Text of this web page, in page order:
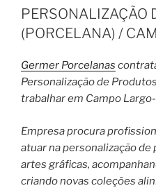
PERSONALIZAÇÃO
(PORCELANA) /
Germer Porcelanas
Personalização de
trabalhar em Campo Largo-
Empresa procura
atuar na personalização
artes gráficas,
criando novas coleções